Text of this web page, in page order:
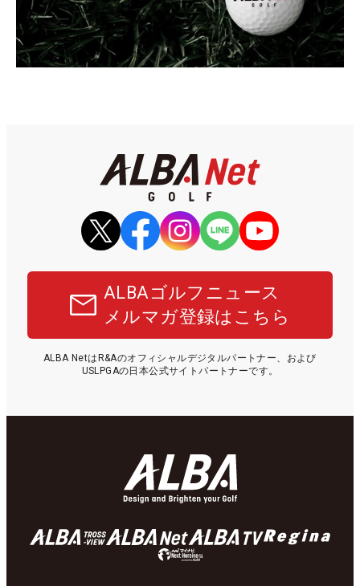
ALBAゴルフニュース
メルマガ登録はこちら
ALBA NetはR&Aのオフィシャルデジタルパートナー、および
USLPGAの日本公式サイトパートナーです。